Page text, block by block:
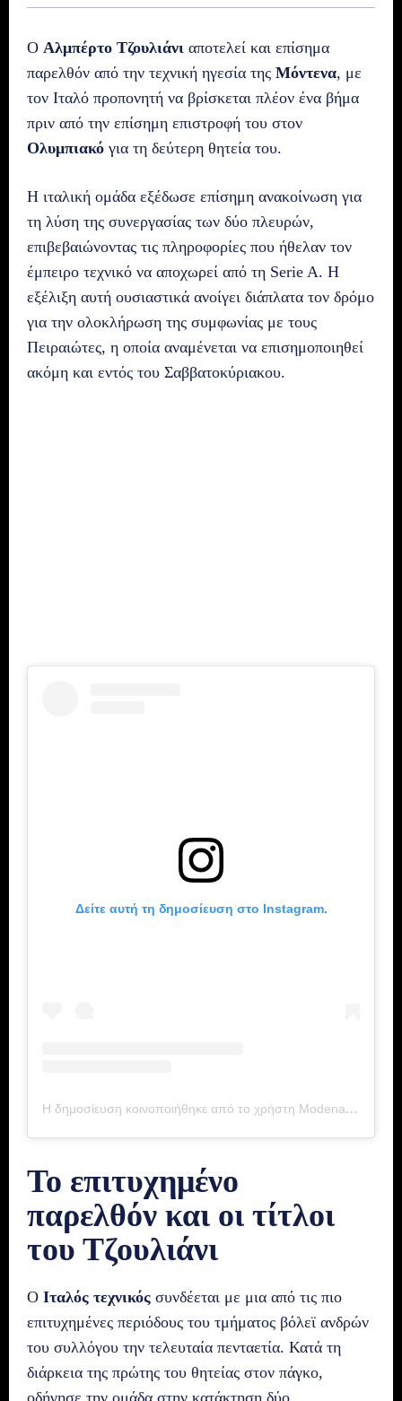
Ο Αλμπέρτο Τζουλιάνι αποτελεί και επίσημα
παρελθόν από την τεχνική ηγεσία της Μόντενα, με
τον Ιταλό προπονητή να βρίσκεται πλέον ένα βήμα
πριν από την επίσημη επιστροφή του στον
Ολυμπιακό για τη δεύτερη θητεία του.
Η ιταλική ομάδα εξέδωσε επίσημη ανακοίνωση για
τη λύση της συνεργασίας των δύο πλευρών,
επιβεβαιώνοντας τις πληροφορίες που ήθελαν τον
έμπειρο τεχνικό να αποχωρεί από τη Serie A. Η
εξέλιξη αυτή ουσιαστικά ανοίγει διάπλατα τον δρόμο
για την ολοκλήρωση της συμφωνίας με τους
Πειραιώτες, η οποία αναμένεται να επισημοποιηθεί
ακόμη και εντός του Σαββατοκύριακου.
Δείτε αυτή τη δημοσίευση στο Instagram.
Η δημοσίευση κοινοποιήθηκε από το χρήστη Modena Volley (@modenavolley)
Το επιτυχημένο
παρελθόν και οι τίτλοι
του Τζουλιάνι
Ο Ιταλός τεχνικός συνδέεται με μια από τις πιο
επιτυχημένες περιόδους του τμήματος βόλεϊ ανδρών
του συλλόγου την τελευταία πενταετία. Κατά τη
διάρκεια της πρώτης του θητείας στον πάγκο,
οδήγησε την ομάδα στην κατάκτηση δύο